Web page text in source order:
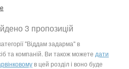
3 пропозицій
"Віддам задарма" в
та компаній. Ви також можете дати
в цей розділ і воно буде